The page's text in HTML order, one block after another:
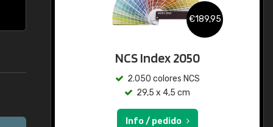
€189,95
NCS Index 2050
2.050 colores NCS
29,5 x 4,5 cm
Info / pedido